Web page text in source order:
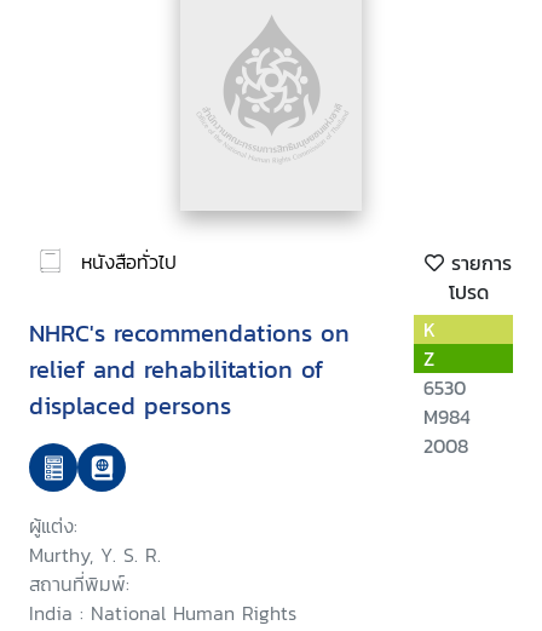
หนังสือทั่วไป
รายการ
โปรด
NHRC's recommendations on
relief and rehabilitation of
displaced persons
ผู้แต่ง:
Murthy, Y. S. R.
สถานที่พิมพ์:
India : National Human Rights
K
Z
6530
M984
2008